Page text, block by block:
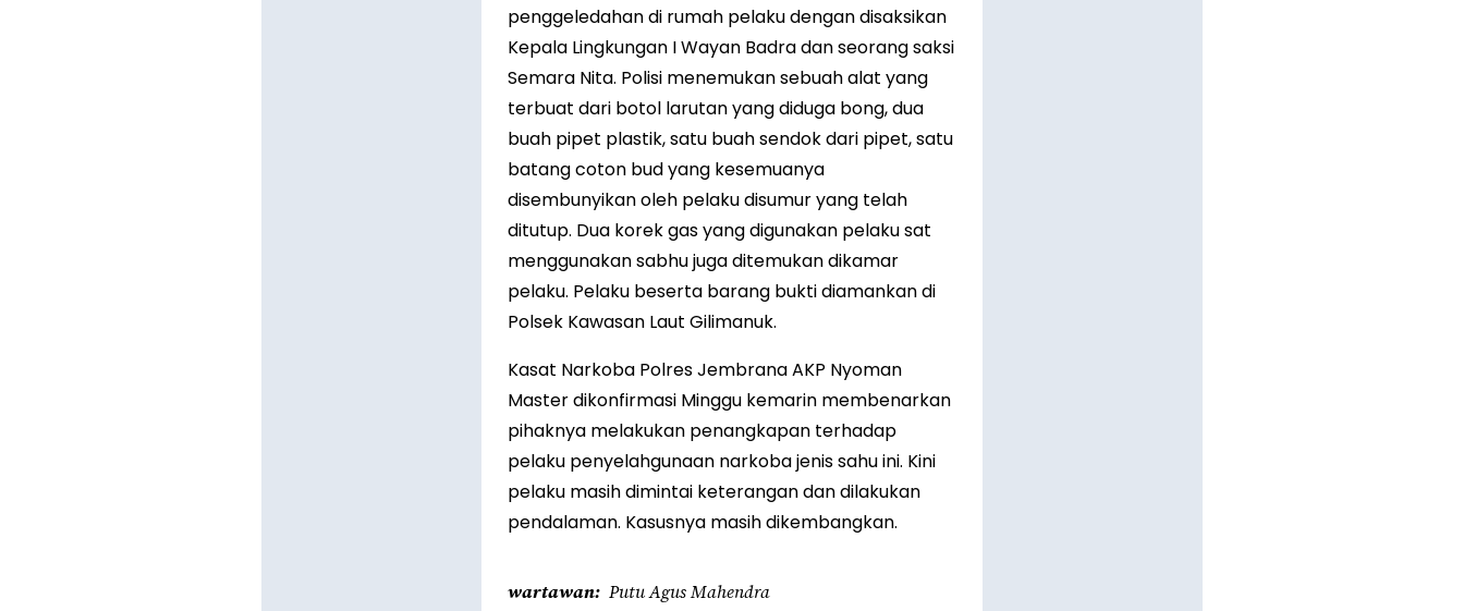
penggeledahan di rumah pelaku dengan disaksikan
Kepala Lingkungan I Wayan Badra dan seorang saksi
Semara Nita. Polisi menemukan sebuah alat yang
terbuat dari botol larutan yang diduga bong, dua
buah pipet plastik, satu buah sendok dari pipet, satu
batang coton bud yang kesemuanya
disembunyikan oleh pelaku disumur yang telah
ditutup. Dua korek gas yang digunakan pelaku sat
menggunakan sabhu juga ditemukan dikamar
pelaku. Pelaku beserta barang bukti diamankan di
Polsek Kawasan Laut Gilimanuk.
Kasat Narkoba Polres Jembrana AKP Nyoman
Master dikonfirmasi Minggu kemarin membenarkan
pihaknya melakukan penangkapan terhadap
pelaku penyelahgunaan narkoba jenis sahu ini. Kini
pelaku masih dimintai keterangan dan dilakukan
pendalaman. Kasusnya masih dikembangkan.
wartawan Putu Agus Mahendra